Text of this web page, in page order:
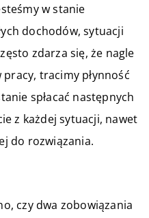
w stanie
dochodów, sytuacji
zdarza się, że nagle
tracimy płynność
spłacać następnych
z każdej sytuacji, nawet
do rozwiązania.
czy dwa zobowiązania